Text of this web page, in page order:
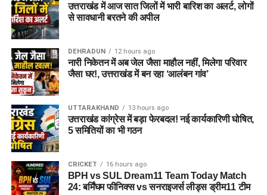
उत्तराखंड में आज सात जिलों में भारी बारिश का अलर्ट, लोगों
से सावधानी बरतने की अपील
DEHRADUN 12 hours ago
नारी निकेतन में अब जेल जैसा माहौल नहीं, मिलेगा परिवार
जैसा घर!, उत्तराखंड में बन रहा ‘आलंबन गांव’
UTTARAKHAND 13 hours ago
उत्तराखंड कांग्रेस में बड़ा फेरबदल! नई कार्यकारिणी घोषित,
5 समितियों का भी गठन
CRICKET 16 hours ago
BPH vs SUL Dream11 Team Today Match
24: बर्मिंघम फीनिक्स vs सनराइजर्स लीड्स ड्रीम11 टीम